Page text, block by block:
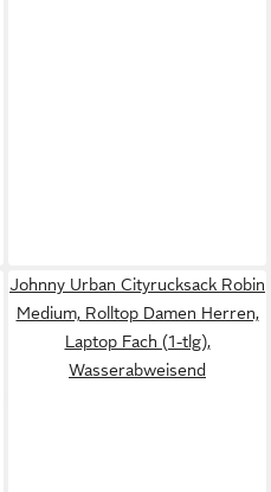
Johnny Urban Cityrucksack Robin
Medium, Rolltop Damen Herren,
Laptop Fach (1-tlg),
Wasserabweisend